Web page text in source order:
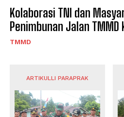
Kolaborasi TNI dan
Penimbunan Jalan TMMD
TMMD
ARTIKULLI PARAPRAK